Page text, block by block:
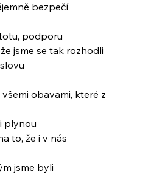
bezpečí
podporu
jsme se tak rozhodli
obavami, které z
plynou
to, že i v nás
jsme byli